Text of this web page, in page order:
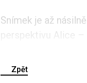
Snímek je až
perspektivu Alice –
Zpět